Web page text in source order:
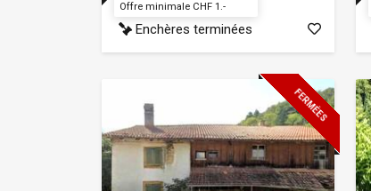
Offre minimale CHF 1.-
Enchères terminées
FERMÉES